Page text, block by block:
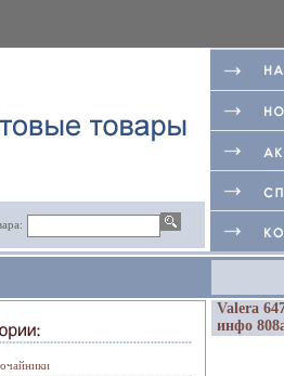
Valera
инфо